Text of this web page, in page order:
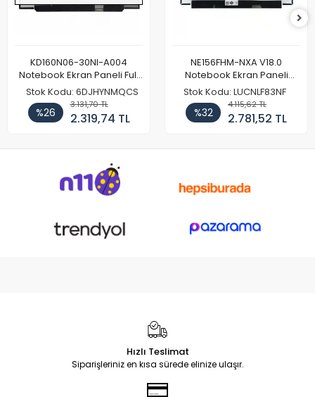
KD160N06-30NI-A004
Notebook Ekran Paneli Full
HD
Stok Kodu: 6DJHYNMQCS
%26
3.131,70 TL
2.319,74 TL
NE156FHM-NXA V18.0
Notebook Ekran Paneli
144Hz
Stok Kodu: LUCNLF83NF
%32
4.115,62 TL
2.781,52 TL
Hızlı Teslimat
Siparişleriniz en kısa sürede elinize ulaşır.